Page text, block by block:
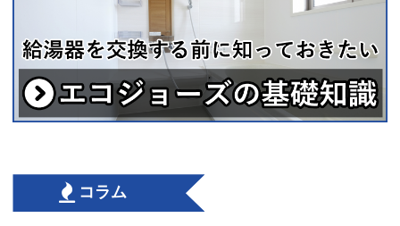
コラム